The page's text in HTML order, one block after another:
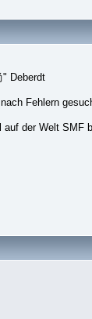
Deberdt
Fehlern
der Welt SMF